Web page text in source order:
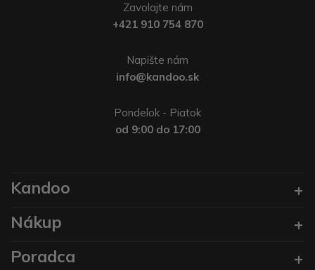
Zavolajte nám
+421 910 754 870
Napište nám
info@kandoo.sk
Pondelok - Piatok
od 9:00 do 17:00
Kandoo
Nákup
Poradca